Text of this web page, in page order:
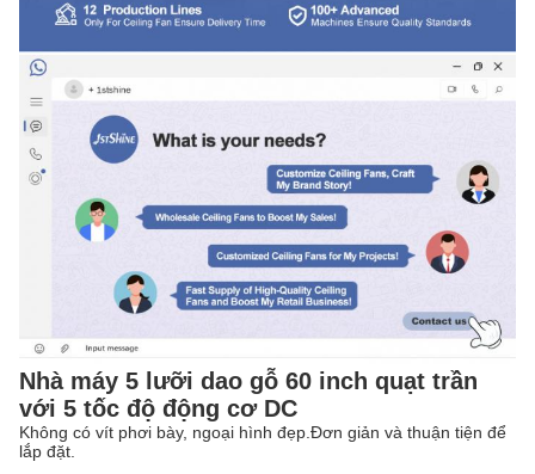
Nhà máy 5 lưỡi dao gỗ 60 inch quạt trần
với 5 tốc độ động cơ DC
Không có vít phơi bày, ngoại hình đẹp.Đơn giản và thuận tiện để
lắp đặt.